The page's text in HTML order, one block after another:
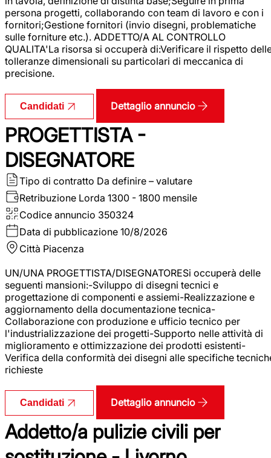
persona progetti, collaborando con team di lavoro e con i
fornitori;Gestione fornitori (invio disegni, problematiche
sulle forniture etc.). ADDETTO/A AL CONTROLLO
QUALITA'La risorsa si occuperà di:Verificare il rispetto
tolleranze dimensionali su particolari di meccanica di
precisione.
Candidati Dettaglio annuncio
PROGETTISTA -
DISEGNATORE
Tipo di contratto Da definire – valutare
Retribuzione Lorda 1300 - 1800 mensile
Codice annuncio 350324
Data di pubblicazione 10/8/2026
Città Piacenza
UN/UNA PROGETTISTA/DISEGNATORESi occuperà delle
seguenti mansioni:-Sviluppo di disegni tecnici e
progettazione di componenti e assiemi-Realizzazione e
aggiornamento della documentazione tecnica-
Collaborazione con produzione e ufficio tecnico per
l'industrializzazione dei progetti-Supporto nelle attività di
miglioramento e ottimizzazione dei prodotti esistenti-
Verifica della conformità dei disegni alle specifiche
richieste
Candidati Dettaglio annuncio
Addetto/a pulizie civili per